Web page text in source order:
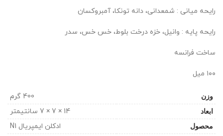
رایحه میانی : شمعدانی، دانه تونکا، آمبروکسان
رایحه پایه : وانیل، خزه درخت بلوط، خس خس، سدر
ساخت فرانسه
۱۰۰ میل
وزن 400 گرم
ابعاد 14 × 7 × 7 سانتیمتر
محصول ادکلن ایمپریال N1